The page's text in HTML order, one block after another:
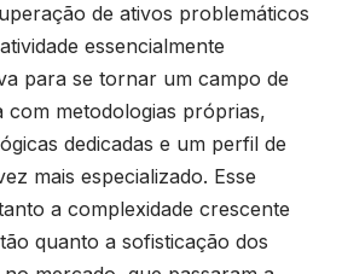
de ativos problemáticos
essencialmente
para se tornar um campo de
com metodologias próprias,
dedicadas e um perfil de
mais especializado. Esse
a complexidade crescente
quanto a sofisticação dos